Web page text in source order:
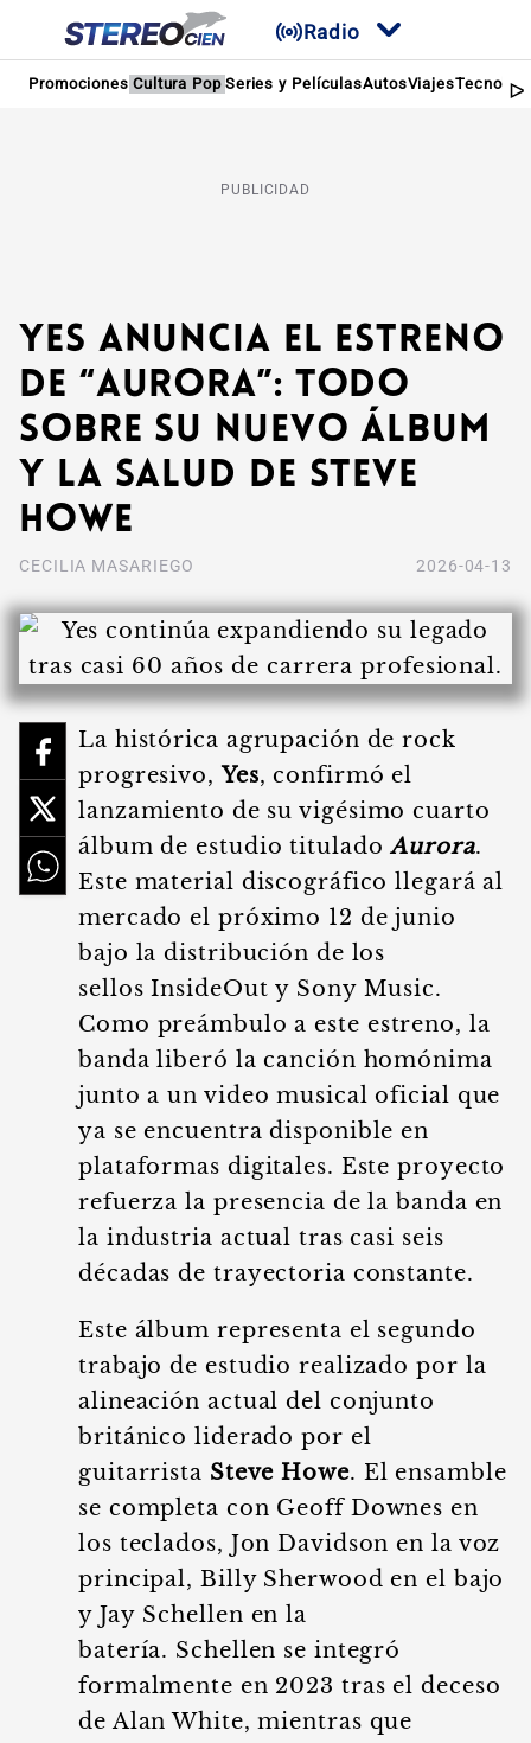
Radio
Promociones Cultura Pop Series y PelículasAutosViajes
PUBLICIDAD
Yes anuncia el estreno
de “Aurora”: Todo
sobre su nuevo álbum
y la salud de Steve
Howe
CECILIA MASARIEGO 2026-04-13
La histórica agrupación de rock
progresivo, Yes, confirmó el
lanzamiento de su vigésimo cuarto
álbum de estudio tituladoAurora.
Este material discográfico llegará al
mercado el próximo 12 de junio
bajo la distribución de los
sellos InsideOut y Sony Music.
Como preámbulo a este estreno, la
banda liberó la canción homónima
junto a un video musical oficial que
ya se encuentra disponible en
plataformas digitales. Este proyecto
refuerza la presencia de la banda en
la industria actual tras casi seis
décadas de trayectoria constante.
Este álbum representa el segundo
trabajo de estudio realizado por la
alineación actual del conjunto
británico liderado por el
guitarrista Steve Howe. El ensamble
se completa con Geoff Downes en
los teclados, Jon Davidson en la voz
principal, Billy Sherwood en el bajo
y Jay Schellen en la
batería. Schellen se integró
formalmente en 2023 tras el deceso
de Alan White, mientras que